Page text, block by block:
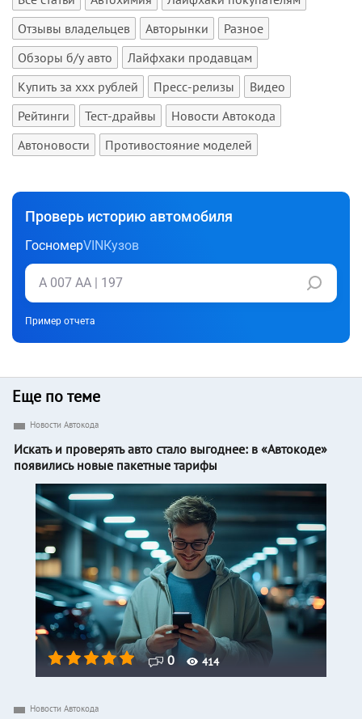
Отзывы владельцев
Авторынки
Разное
Обзоры б/у авто
Лайфхаки продавцам
Купить за xxx рублей
Пресс-релизы
Видео
Рейтинги
Тест-драйвы
Новости Автокода
Автоновости
Противостояние моделей
Проверь историю автомобиля
ГосномерVINКузов
Пример отчета
Еще по теме
0 414
Новости Автокода
Искать и проверять авто стало выгоднее: в «Автокоде»
появились новые пакетные тарифы
Новости Автокода